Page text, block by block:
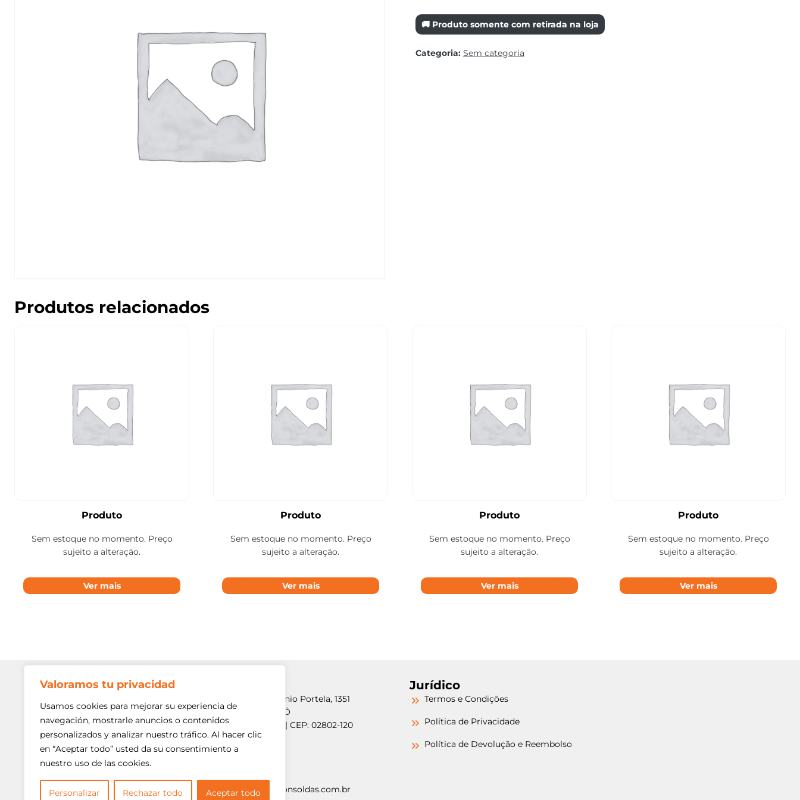
Valoramos tu privacidad
Usamos cookies para mejorar su experiencia de
navegación, mostrarle anuncios o contenidos
personalizados y analizar nuestro tráfico. Al hacer clic
en “Aceptar todo” usted da su consentimiento a
nuestro uso de las cookies.
Personalizar Rechazar todo Aceptar todo
🚚 Produto somente com retirada na loja
Categoria: Sem categoria
Produtos relacionados
Produto
Sem estoque no momento. Preço
sujeito a alteração.
Ver mais
Produto
Sem estoque no momento. Preço
sujeito a alteração.
Ver mais
Produto
Sem estoque no momento. Preço
sujeito a alteração.
Ver mais
Produto
Sem estoque no momento. Preço
sujeito a alteração.
Ver mais
Siga-nos!
Av. Min. Petrônio Portela, 1351
Freguesia do Ó
São Paulo/SP | CEP: 02802-120
contato@argonsoldas.com.br
Jurídico
Termos e Condições
Política de Privacidade
Política de Devolução e Reembolso